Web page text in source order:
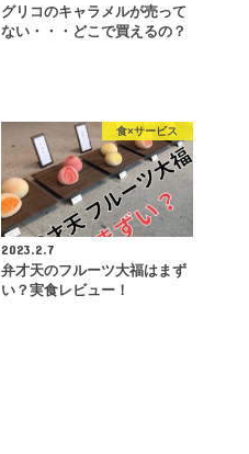
グリコのキャラメルが売って
ない・・・どこで買えるの？
食×サービス
2023.2.7
弁才天のフルーツ大福はまず
い？実食レビュー！